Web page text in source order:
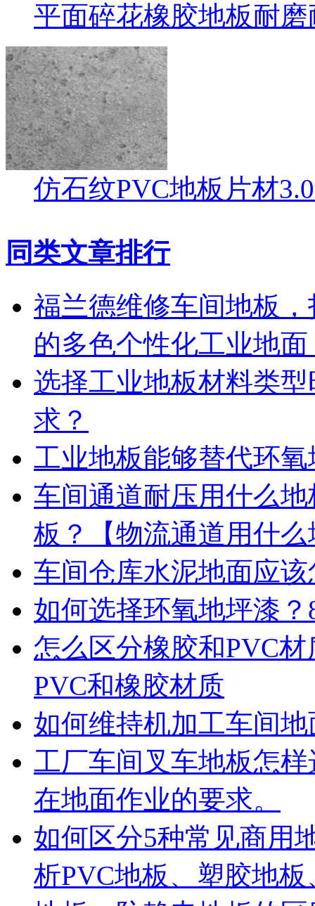
平面碎花橡胶地板耐
仿石纹PVC地板片材
同类文章排行
福兰德维修车间地板
的多色个性化工业地面
选择工业地板材料类
求？
工业地板能够替代环
车间通道耐压用什么
板？【物流通道用什
车间仓库水泥地面应
如何选择环氧地坪漆
怎么区分橡胶和PVC
PVC和橡胶材质
如何维持机加工车间
工厂车间叉车地板怎
在地面作业的要求。
如何区分5种常见商用
析PVC地板、塑胶地